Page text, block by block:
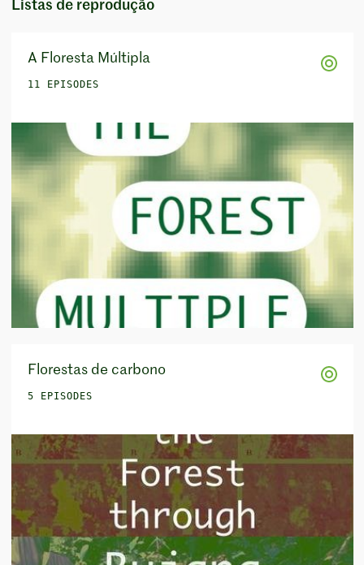
Listas de reprodução
A Floresta Múltipla
11 EPISODES
Florestas de carbono
5 EPISODES